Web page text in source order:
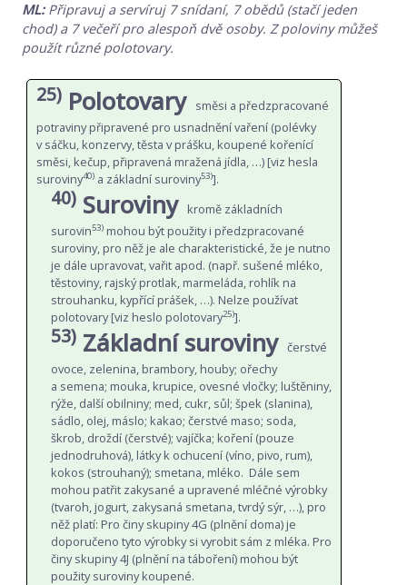
ML:Připravuj a servíruj 7 snídaní, 7 obědů (stačí jeden
chod) a 7 večeří pro alespoň dvě osoby. Z poloviny můžeš
použít různé polotovary.
25) Polotovary
směsi a předzpracované
potraviny připravené pro usnadnění vaření (polévky
v sáčku, konzervy, těsta v prášku, koupené kořenící
směsi, kečup, připravená mražená jídla, …) [viz hesla
suroviny40) a základní suroviny53)].
40) Suroviny
kromě základních
surovin53) mohou být použity i předzpracované
suroviny, pro něž je ale charakteristické, že je nutno
je dále upravovat, vařit apod. (např. sušené mléko,
těstoviny, rajský protlak, marmeláda, rohlík na
strouhanku, kypřící prášek, …). Nelze používat
polotovary [viz heslo polotovary25)].
53) Základní suroviny čerstvé
ovoce, zelenina, brambory, houby; ořechy
a semena; mouka, krupice, ovesné vločky; luštěniny,
rýže, další obilniny; med, cukr, sůl; špek (slanina),
sádlo, olej, máslo; kakao; čerstvé maso; soda,
škrob, droždí (čerstvé); vajíčka; koření (pouze
jednodruhová), látky k ochucení (víno, pivo, rum),
kokos (strouhaný); smetana, mléko. Dále sem
mohou patřit zakysané a upravené mléčné výrobky
(tvaroh, jogurt, zakysaná smetana, tvrdý sýr, …), pro
něž platí: Pro činy skupiny 4G (plnění doma) je
doporučeno tyto výrobky si vyrobit sám z mléka. Pro
činy skupiny 4J (plnění na táboření) mohou být
použity suroviny koupené.